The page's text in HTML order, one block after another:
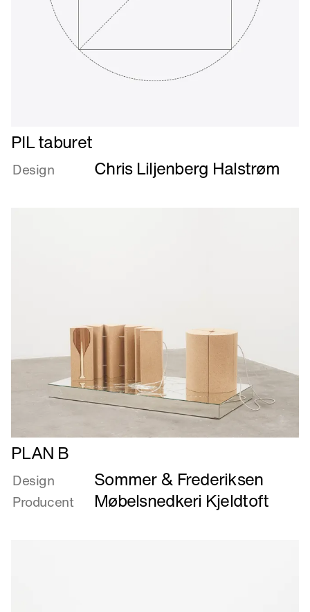
Læs
mere
om
PIL taburet
Design Chris Liljenberg Halstrøm
Læs
mere
om
PLAN
B
PLAN B
Design Sommer & Frederiksen
Producent Møbelsnedkeri Kjeldtoft